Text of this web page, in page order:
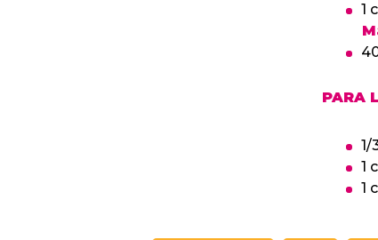
1
PARA
1/
1
1